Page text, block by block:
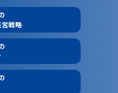
戦略